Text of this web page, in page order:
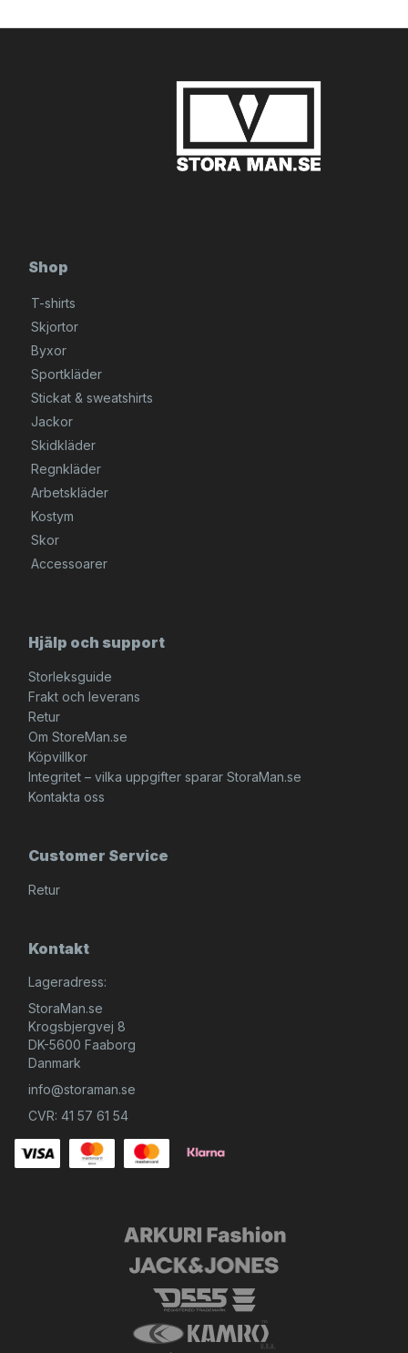
Shop
T-shirts
Skjortor
Byxor
Sportkläder
Stickat & sweatshirts
Jackor
Skidkläder
Regnkläder
Arbetskläder
Kostym
Skor
Accessoarer
Hjälp och support
Storleksguide
Frakt och leverans
Retur
Om StoreMan.se
Köpvillkor
Integritet – vilka uppgifter sparar StoraMan.se
Kontakta oss
Customer Service
Retur
Kontakt
Lageradress:
StoraMan.se
Krogsbjergvej 8
DK-5600 Faaborg
Danmark
info@storaman.se
CVR: 41 57 61 54